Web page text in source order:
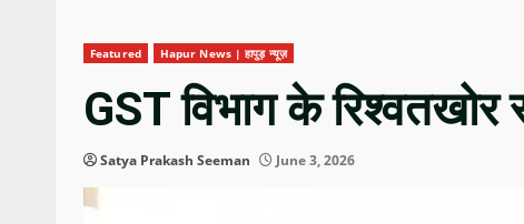
Featured Hapur News | हापुड़ न्यूज़
GST विभाग के रिश्वतखोर
Satya Prakash Seeman June 3, 2026